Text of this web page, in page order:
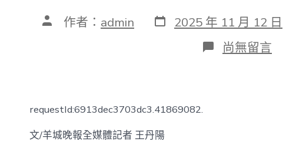
文 作者： admin 發
表
2025 年 11 月 12 日
在
〈人
尚無留言
requestId:6913dec3703dc3.41869082.
文/羊城晚報全媒體記者 王丹陽